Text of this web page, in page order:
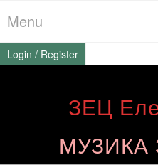
to
the
content
Menu
Login / Register
ЗЕЦ
МУЗИКА